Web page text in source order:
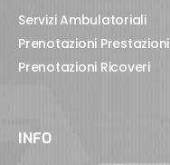
Servizi Ambulatoriali
Prenotazioni Prestazioni
Prenotazioni Ricoveri
INFO